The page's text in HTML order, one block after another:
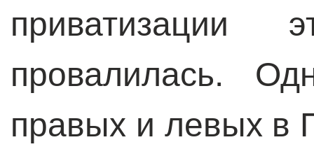
приватизации
провалилась.
правых и левых в